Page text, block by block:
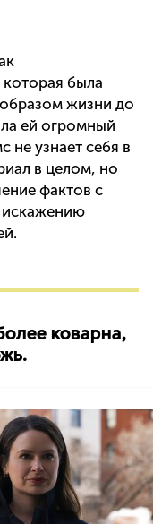
была
жизни до
ей огромный
не узнает себя в
в целом, но
фактов с
коварна,